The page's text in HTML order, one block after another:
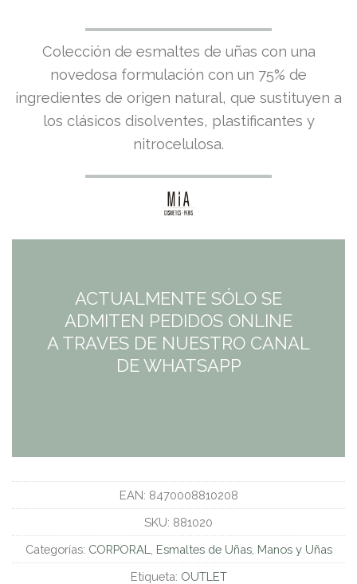
El
precio
original
era:
7,95€.
El
precio
actual
es:
7,95€.
Colección de esmaltes de uñas con una
novedosa formulación con un 75% de
ingredientes de origen natural, que sustituyen a
los clásicos disolventes, plastificantes y
nitrocelulosa.
ACTUALMENTE SÓLO SE
ADMITEN PEDIDOS ONLINE
A TRAVES DE NUESTRO CANAL
DE WHATSAPP
EAN: 8470008810208
SKU: 881020
Categorías: CORPORAL Esmaltes de Uñas, Manos y Uñas
Etiqueta: OUTLET